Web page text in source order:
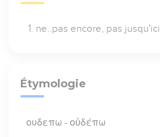
ne..pas encore, pas jusqu'ici
Étymologie
ουδεπω - οὐδέπω